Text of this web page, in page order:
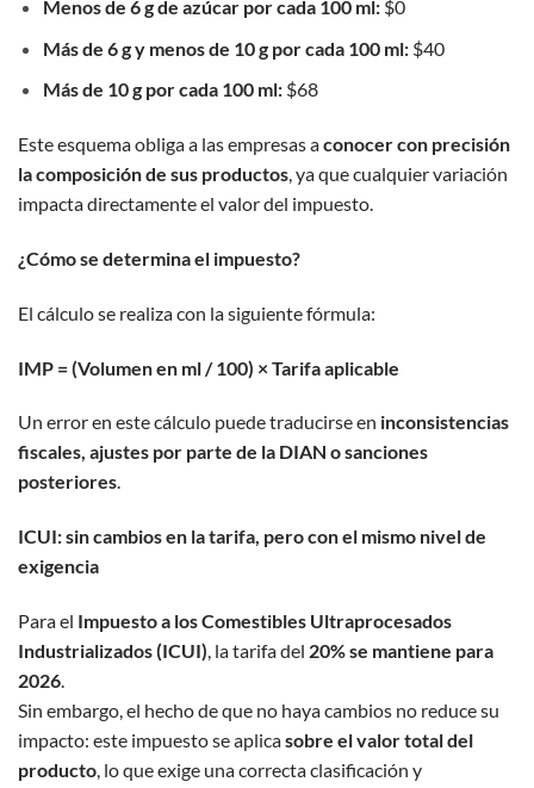
Menos de 6 g de azúcar por cada 100 ml:$0
Más de 6 g y menos de 10 g por cada 100 ml:$40
Más de 10 g por cada 100 ml:$68
Este esquema obliga a las empresas aconocer con precisión
la composición de sus productos, ya que cualquier variación
impacta directamente el valor del impuesto.
¿Cómo se determina el impuesto?
El cálculo se realiza con la siguiente fórmula:
IMP = (Volumen en ml / 100) × Tarifa aplicable
Un error en este cálculo puede traducirse en inconsistencias
fiscales, ajustes por parte de la DIAN o sanciones
posteriores.
ICUI: sin cambios en la tarifa, pero con el mismo nivel de
exigencia
Para el Impuesto a los Comestibles Ultraprocesados
Industrializados (ICUI), la tarifa del 20% se mantiene para
2026.
Sin embargo, el hecho de que no haya cambios no reduce su
impacto: este impuesto se aplicasobre el valor total del
producto, lo que exige una correcta clasificación y